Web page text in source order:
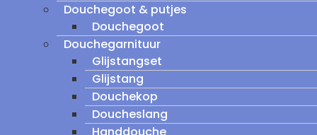
Douchegoot & putjes
Douchegoot
Douchegarnituur
Glijstangset
Glijstang
Douchekop
Doucheslang
Handdouche